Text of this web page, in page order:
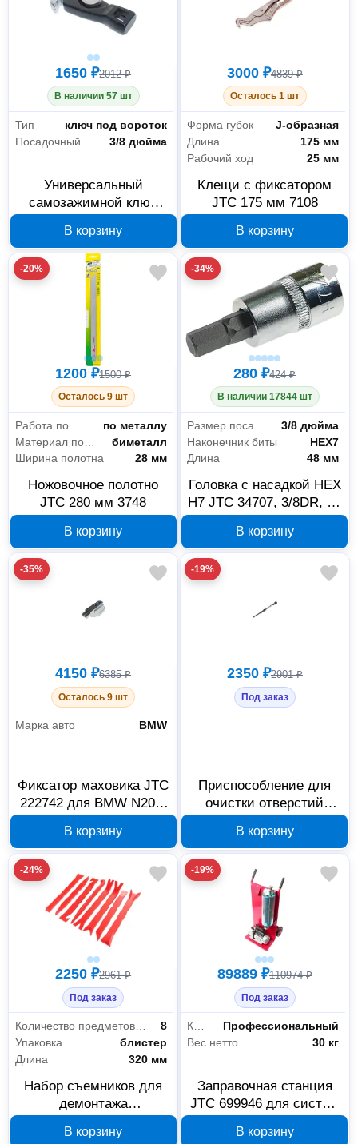
1650 ₽2012 ₽
В наличии 57 шт
Тип
ключ под вороток
3/8 дюйма
Универсальный
самозажимной ключ
3/8
В корзину
3000 ₽4839 ₽
Осталось 1 шт
Форма губок
J-образная
Длина
175 мм
Рабочий ход
25 мм
Клещи с фиксатором
JTC 175 мм 7108
В корзину
-20%
1200 ₽1500 ₽
Осталось 9 шт
по металлу
биметалл
Ширина полотна
28 мм
Ножовочное полотно
JTC 280 мм 3748
В корзину
-34%
280 ₽424 ₽
В наличии 17844 шт
3/8 дюйма
Наконечник биты
HEX7
Длина
48 мм
Головка с насадкой HEX
H7 JTC 34707, 3/8DR, 48
В корзину
-35%
4150 ₽6385 ₽
Осталось 9 шт
Марка авто BMW
Фиксатор маховика JTC
222742 для BMW N20 и
В корзину
-19%
2350 ₽2901 ₽
Под заказ
Приспособление для
очистки отверстий
6758 574845
В корзину
-24%
2250 ₽2961 ₽
Под заказ
Количество предметов в наборе
8
Упаковка
блистер
Длина
320 мм
Набор съемников для
демонтажа
JTC 753858, 8
В корзину
-19%
89889 ₽110974 ₽
Под заказ
Класс товара
Профессиональный
Вес нетто
30 кг
Заправочная станция
JTC 699946 для систем
134a
В корзину